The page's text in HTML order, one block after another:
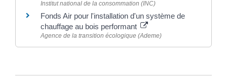
Institut national de la consommation (INC)
Fonds Air pour l'installation d'un système de
chauffage au bois performant
Agence de la transition écologique (Ademe)